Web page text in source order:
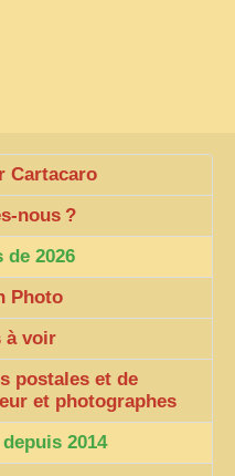
Cartacaro
nous ?
de 2026
Photo
à voir
postales et de
et photographes
2014